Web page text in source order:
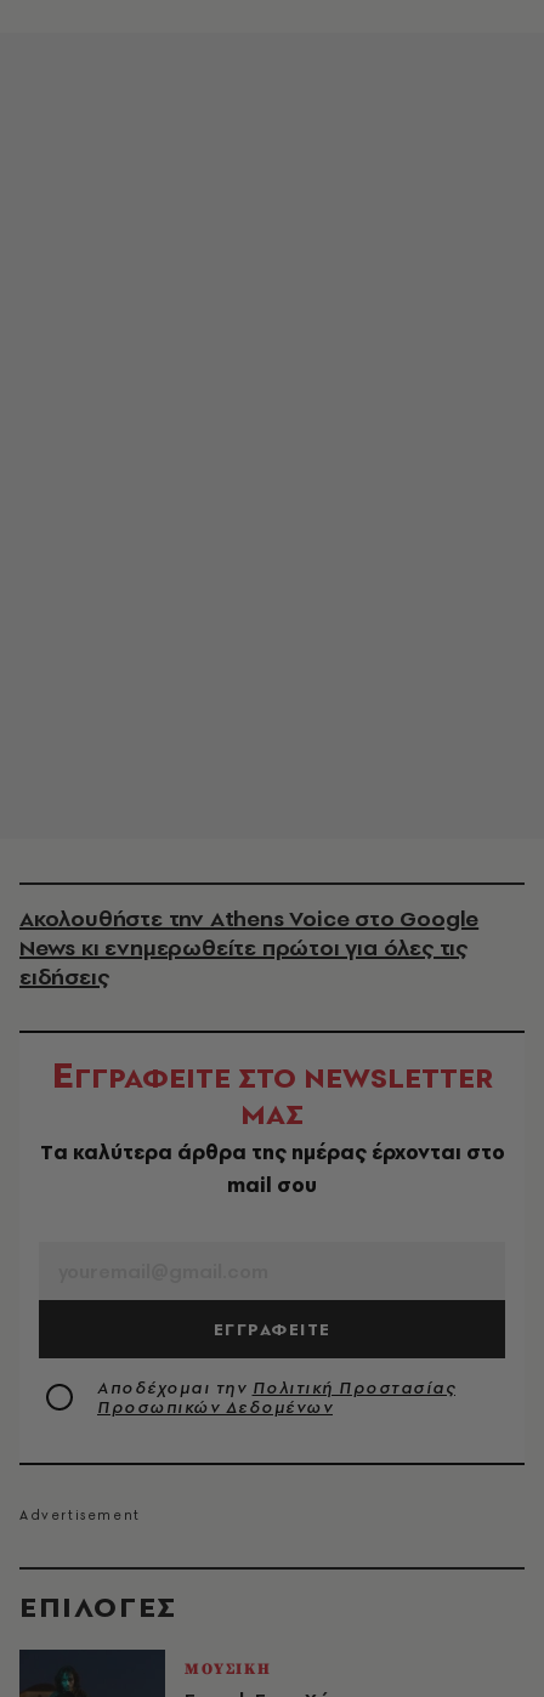
EΠΙΛΟΓΈΣ
ΜΟΥΣΙΚΗ
Ακολουθήστε την Athens Voice στο Google
News κι ενημερωθείτε πρώτοι για όλες τις
ειδήσεις
ΕΓΓΡΑΦΕΙΤΕ ΣΤΟ NEWSLETTER
ΜΑΣ
Tα καλύτερα άρθρα της ημέρας έρχονται στο
mail σου
ΕΓΓΡΑΦΕΙΤΕ
Αποδέχομαι την Πολιτική Προστασίας
Προσωπικών Δεδομένων